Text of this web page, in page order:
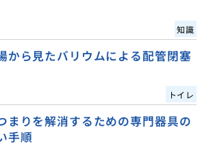
知識
から見たバリウムによる配管閉塞
トイレ
まりを解消するための専門器具の
手順